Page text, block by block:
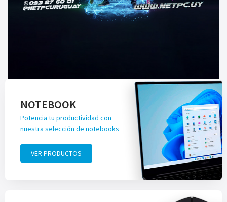
NOTEBOOK
Potencia tu productividad con
nuestra selección de notebooks
VER PRODUCTOS